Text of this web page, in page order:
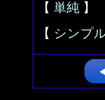
【 単純 】
【 シンプ